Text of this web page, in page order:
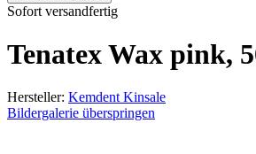
Sofort versandfertig
Tenatex Wax pink,
Hersteller: Kemdent Kinsale
Bildergalerie überspringen